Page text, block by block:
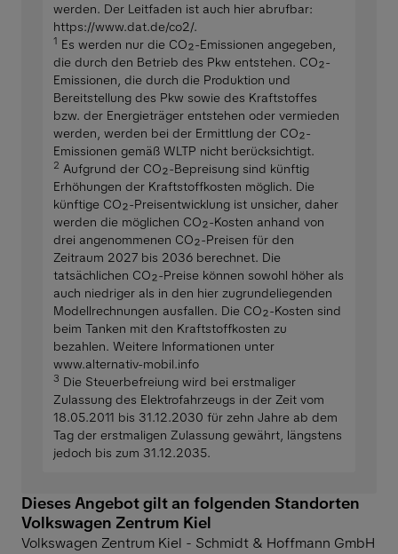
werden. Der Leitfaden ist auch hier abrufbar:
https://www.dat.de/co2/.
1 Es werden nur die CO₂-Emissionen angegeben,
die durch den Betrieb des Pkw entstehen. CO₂-
Emissionen, die durch die Produktion und
Bereitstellung des Pkw sowie des Kraftstoffes
bzw. der Energieträger entstehen oder vermieden
werden, werden bei der Ermittlung der CO₂-
Emissionen gemäß WLTP nicht berücksichtigt.
2 Aufgrund der CO₂-Bepreisung sind künftig
Erhöhungen der Kraftstoffkosten möglich. Die
künftige CO₂-Preisentwicklung ist unsicher, daher
werden die möglichen CO₂-Kosten anhand von
drei angenommenen CO₂-Preisen für den
Zeitraum 2027 bis 2036 berechnet. Die
tatsächlichen CO₂-Preise können sowohl höher als
auch niedriger als in den hier zugrundeliegenden
Modellrechnungen ausfallen. Die CO₂-Kosten sind
beim Tanken mit den Kraftstoffkosten zu
bezahlen. Weitere Informationen unter
www.alternativ-mobil.info
3 Die Steuerbefreiung wird bei erstmaliger
Zulassung des Elektrofahrzeugs in der Zeit vom
18.05.2011 bis 31.12.2030 für zehn Jahre ab dem
Tag der erstmaligen Zulassung gewährt, längstens
jedoch bis zum 31.12.2035.
Dieses Angebot gilt an folgenden Standorten
Volkswagen Zentrum Kiel
Volkswagen Zentrum Kiel - Schmidt & Hoffmann GmbH